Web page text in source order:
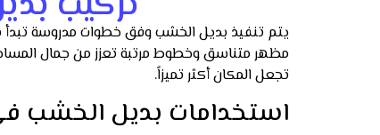
يتم تنفيذ بديل الخشب وفق خطوات مدروسة تبدأ
مظهر متناسق وخطوط مرتبة تعزز من جمال
تجعل المكان أكثر تميزاً.
استخدامات بديل الخشب في